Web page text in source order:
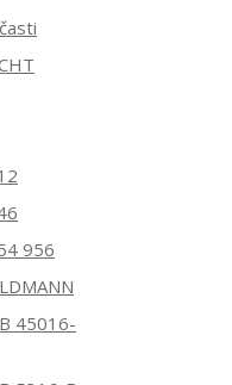
956
45016-